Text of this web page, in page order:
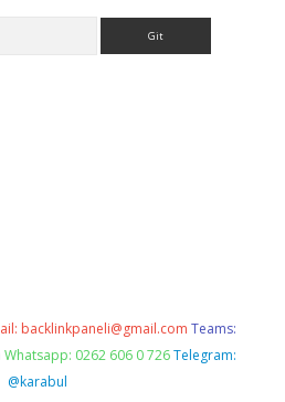
backlinkpaneli@gmail.com Teams:
Whatsapp: 0262 606 0 726 Telegram:
@karabul